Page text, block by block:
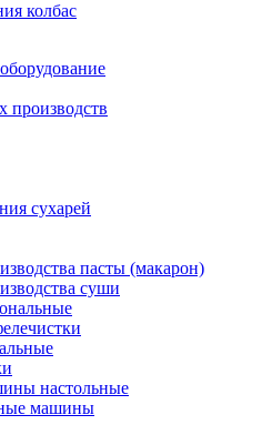
колбас
производств
сухарей
пасты (макарон)
суши
настольные
машины